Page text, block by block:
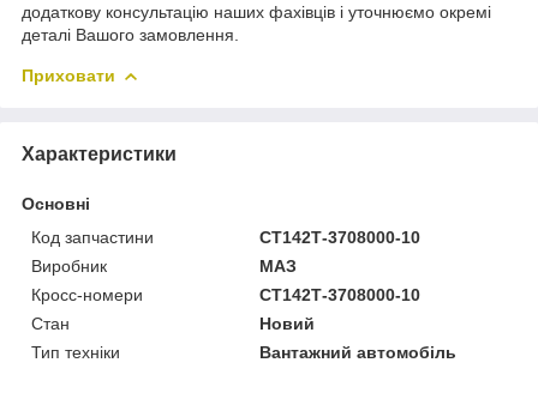
додаткову консультацію наших фахівців і уточнюємо окремі
деталі Вашого замовлення.
Приховати
Характеристики
Основні
Код запчастини
СТ142Т-3708000-10
Виробник
МАЗ
Кросс-номери
СТ142Т-3708000-10
Стан
Новий
Тип техніки
Вантажний автомобіль